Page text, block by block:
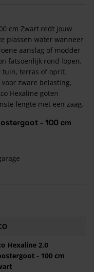
cm Zwart redt jouw
plassen water wanneer
aanslag of modder
fatsoenlijk rond lopen.
tuin, terras of oprit.
zware belasting,
Hexaline goten
lengte met een zaag.
- 100 cm
Hexaline 2.0
- 100 cm